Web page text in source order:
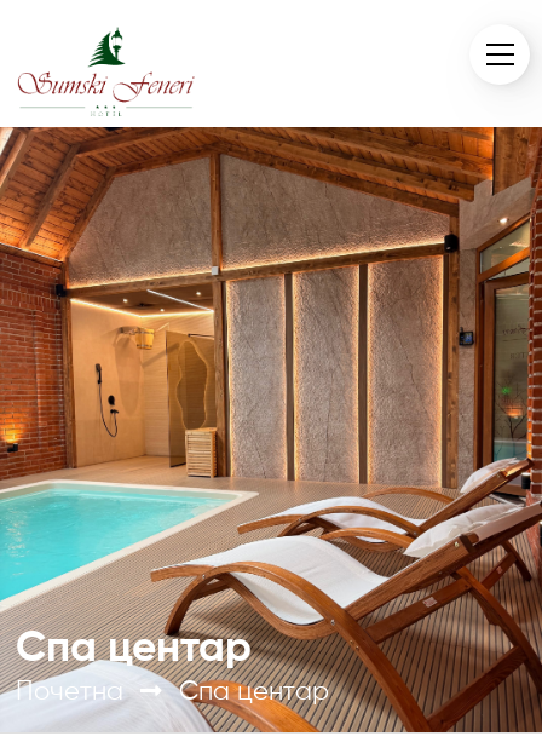
Спа центар
Почетна Спа центар